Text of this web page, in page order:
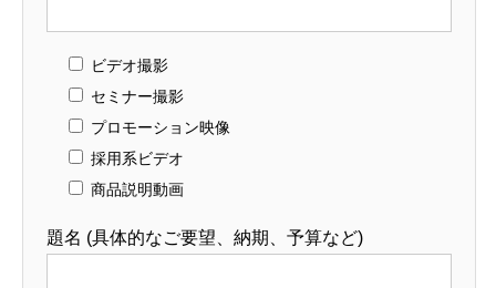
ビデオ撮影
セミナー撮影
プロモーション映像
採用系ビデオ
商品説明動画
題名 (具体的なご要望、納期、予算など)